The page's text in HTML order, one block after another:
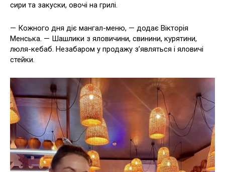
сири та закуски, овочі на грилі.
— Кожного дня діє мангал-меню, — додає Вікторія
Менська. — Шашлики з яловичини, свинини, курятини,
люля-кебаб. Незабаром у продажу з’являться і яловичі
стейки.